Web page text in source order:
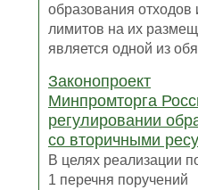
образования отходов
лимитов на их
является одной из
Законопроект
Минпромторга
регулировании
со вторичными
В целях реализации
1 перечня поручений